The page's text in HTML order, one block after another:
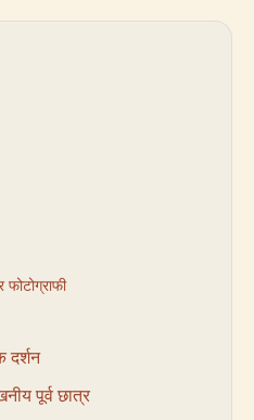
दर्शन
पूर्व छात्र